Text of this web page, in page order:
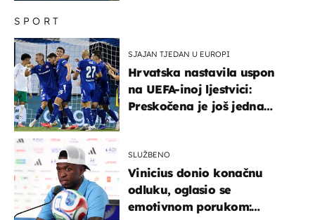
SPORT
SJAJAN TJEDAN U EUROPI
Hrvatska nastavila uspon
na UEFA-inoj ljestvici:
Preskočena je još jedna
SLUŽBENO
Vinicius donio konačnu
odluku, oglasio se
emotivnom porukom: